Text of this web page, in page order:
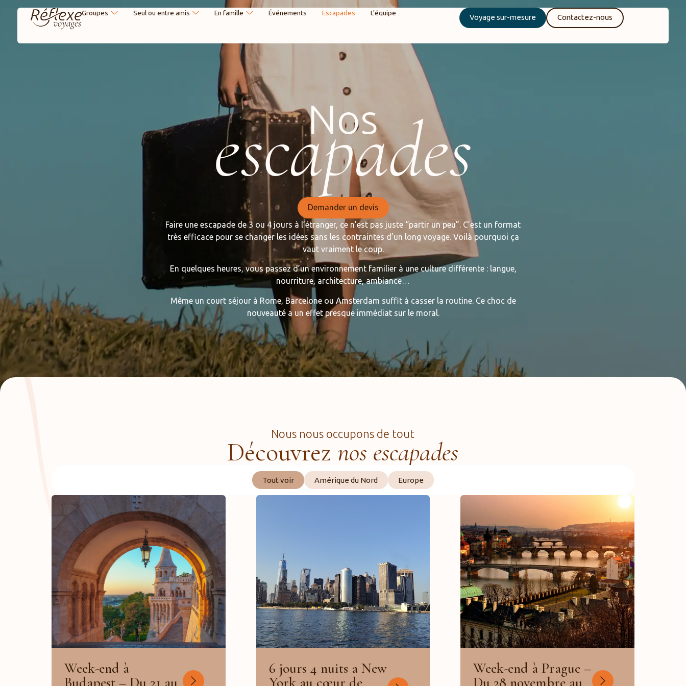
Groupes Seul ou entre amis En famille Événements Escapades L'équipe Voyage sur-mesure Contactez-nous
Nos
escapades
Demander un devis
Faire une escapade de 3 ou 4 jours à l’étranger, ce n’est pas juste “partir un peu”. C’est un format
très efficace pour se changer les idées sans les contraintes d’un long voyage. Voilà pourquoi ça
vaut vraiment le coup.
En quelques heures, vous passez d’un environnement familier à une culture différente : langue,
nourriture, architecture, ambiance…
Même un court séjour à Rome, Barcelone ou Amsterdam suffit à casser la routine. Ce choc de
nouveauté a un effet presque immédiat sur le moral.
Nous nous occupons de tout
Découvrez nos escapades
Tout voir Amérique du Nord Europe
Week-end à
Budapest – Du 21 au
6 jours 4 nuits a New
York au cœur de
Week-end à Prague –
Du 28 novembre au